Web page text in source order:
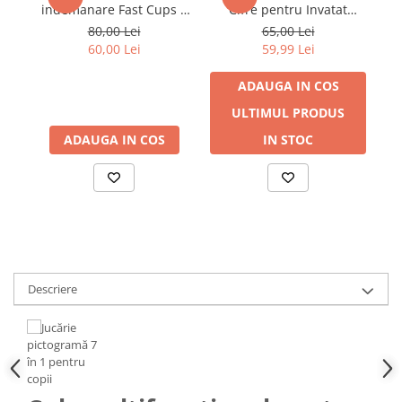
indemanare Fast Cups 3
in 1 mingi si cupe 38
piese, 3 ani+
80,00 Lei
60,00 Lei
ADAUGA IN COS
Cifre pentru Invatat
Matematica, 28 Piese + 2
Zaruri
65,00 Lei
59,99 Lei
ADAUGA IN COS
ULTIMUL PRODUS
IN STOC
Descriere